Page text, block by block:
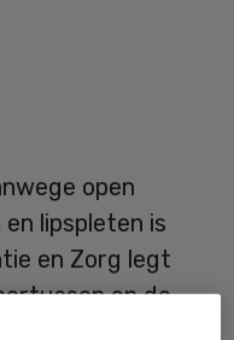
open
lipspleten is
en Zorg legt
en de